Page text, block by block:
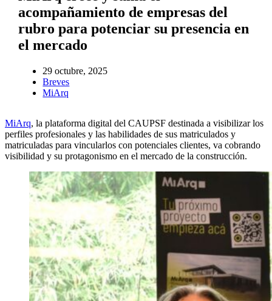
acompañamiento de empresas del
rubro para potenciar su presencia en
el mercado
29 octubre, 2025
Breves
MiArq
MiArq, la plataforma digital del CAUPSF destinada a visibilizar los
perfiles profesionales y las habilidades de sus matriculados y
matriculadas para vincularlos con potenciales clientes, va cobrando
visibilidad y su protagonismo en el mercado de la construcción.